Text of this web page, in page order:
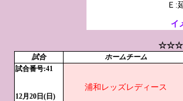
Ｅ:
イ
☆☆☆
試合
ホームチーム
試合番号:41
12月20日(日)
浦和レッズレディース